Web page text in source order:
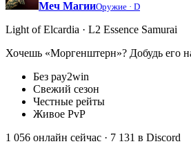
Меч МагииОружие · D
Light of Elcardia · L2 Essence Samurai
Хочешь «Моргенштерн»? Добудь его
Без pay2win
Свежий сезон
Честные рейты
Живое PvP
1 056 онлайн сейчас · 7 131 в Discord